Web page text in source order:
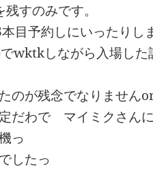
すのみです。
目予約しにいったりし
wktkしながら入場した
のが残念でなりません
だわで マイミクさんに
っ
したっ